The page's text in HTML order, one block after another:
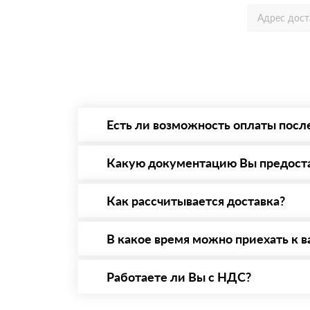
Есть ли возможность оплаты
то Вы вправе от него отказаться.
Какую документацию Вы
Как рассчитывается доставка?
стоимости и сроков доставки, которые
В какое время можно приехать к
Работаете ли Вы с НДС?